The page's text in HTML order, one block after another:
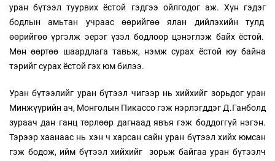
уран бүтээл туурвих ёстой гэдгээ ойлгодог аж. Хүн гэдэг
бодлын амьтан учраас өөрийгөө ялан дийлэхийн тулд
өөрийгөө үргэлж эерэг үзэл бодлоор цэнэглэж байх ёстой.
Мөн өөртөө шаардлага тавьж, нэмж сурах ёстой юу байна
тэрийг сурах ёстой гэх юм билээ.
Уран бүтээлийг уран бүтээл чигээр нь хийхийг зорьдог уран
Минжүүрийн ач, Монголын Пикассо гэж нэрлэгддэг Д.Ганболд
зураач дан ганц төрлөөр дагнаад явъя гэж боддоггүй нэгэн.
Тэрээр хаанаас нь хэн ч харсан сайн уран бүтээл хийх юмсан
гэж бодож, ийм бүтээл хийхийг зорьж байгаа уран бүтээлч